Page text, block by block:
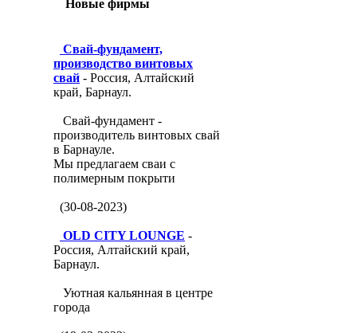
Новые фирмы
Свай-фундамент,
производство винтовых
свай - Россия, Алтайский
край, Барнаул.
Свай-фундамент -
производитель винтовых свай
в Барнауле.
Мы предлагаем сваи с
полимерным покрыти
(30-08-2023)
OLD CITY LOUNGE -
Россия, Алтайский край,
Барнаул.
Уютная кальянная в центре
города